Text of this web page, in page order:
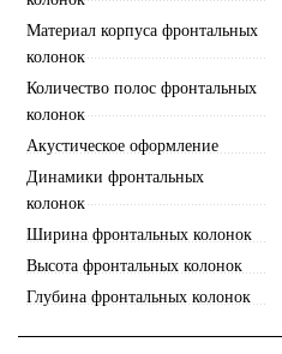
Материал корпуса фронтальных
колонок
Количество полос фронтальных
колонок
Акустическое оформление
Динамики фронтальных
колонок
Ширина фронтальных колонок
Высота фронтальных колонок
Глубина фронтальных колонок